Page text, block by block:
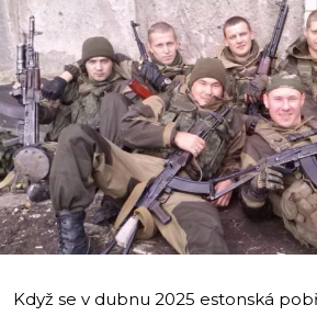
Když se v dubnu 2025 estonská